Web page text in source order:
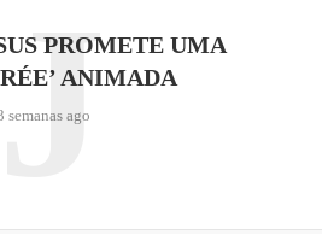
PROMETE UMA
ANIMADA
semanas ago